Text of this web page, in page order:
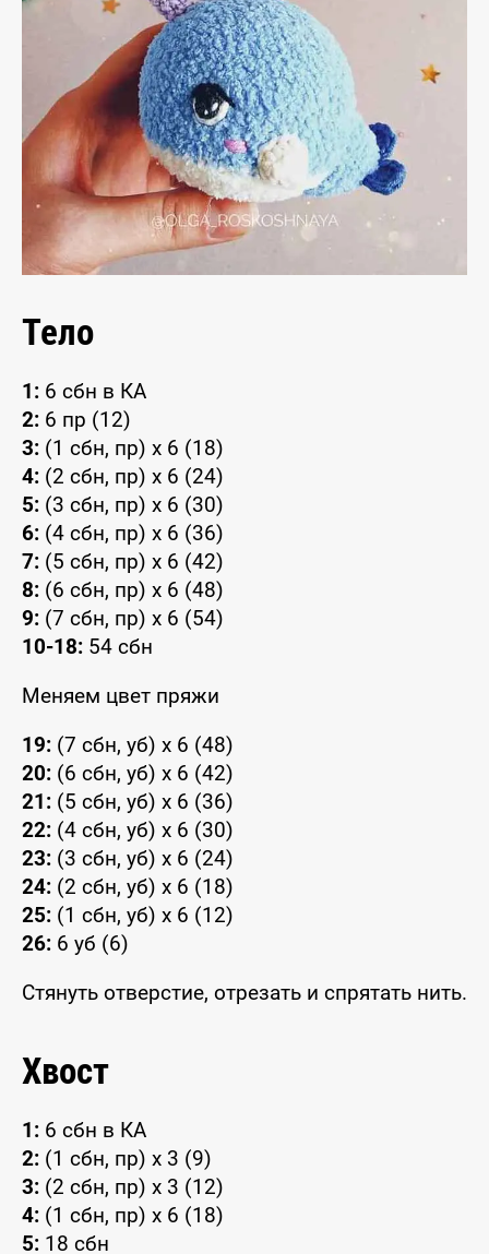
Тело
1: 6 сбн в КА
2: 6 пр (12)
3: (1 сбн, пр) x 6 (18)
4: (2 сбн, пр) x 6 (24)
5: (3 сбн, пр) x 6 (30)
6: (4 сбн, пр) x 6 (36)
7: (5 сбн, пр) x 6 (42)
8: (6 сбн, пр) x 6 (48)
9: (7 сбн, пр) x 6 (54)
10-18: 54 сбн
Меняем цвет пряжи
19: (7 сбн, уб) x 6 (48)
20: (6 сбн, уб) x 6 (42)
21: (5 сбн, уб) x 6 (36)
22: (4 сбн, уб) x 6 (30)
23: (3 сбн, уб) x 6 (24)
24: (2 сбн, уб) x 6 (18)
25: (1 сбн, уб) x 6 (12)
26: 6 уб (6)
Стянуть отверстие, отрезать и спрятать нить.
Хвост
1: 6 сбн в КА
2: (1 сбн, пр) x 3 (9)
3: (2 сбн, пр) x 3 (12)
4: (1 сбн, пр) x 6 (18)
5: 18 сбн